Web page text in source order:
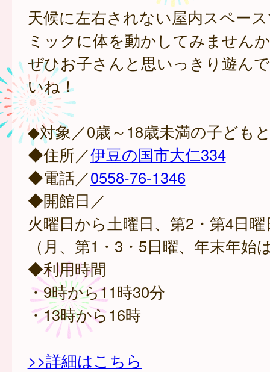
天候に左右されない屋内スペー
ミックに体を動かしてみません
ぜひお子さんと思いっきり遊ん
いね！
◆対象／0歳～18歳未満の子ども
◆住所／伊豆の国市大仁334
◆電話／0558-76-1346
◆開館日／
火曜日から土曜日、第2・第4日曜
（月、第1・3・5日曜、年末年始
◆利用時間
・9時から11時30分
・13時から16時
>>詳細はこちら